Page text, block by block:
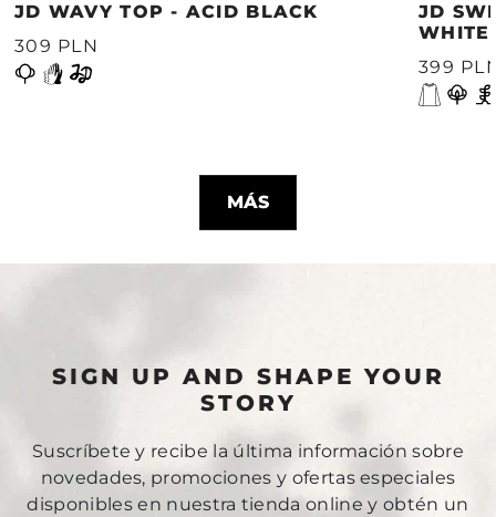
JD WAVY TOP - ACID BLACK
309 PLN
JD
WHITE
399
MÁS
SIGN UP AND SHAPE YOUR
STORY
Suscríbete y recibe la última información sobre
novedades, promociones y ofertas especiales
disponibles en nuestra tienda online y obtén un